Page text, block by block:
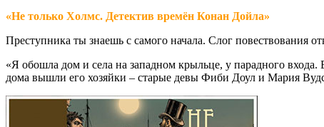
«Не только Холмс. Детектив времён Конан Дойла»
Преступника ты знаешь с самого начала. Слог повествования
«Я обошла дом и села на западном крыльце, у парадного
дома вышли его хозяйки – старые девы Фиби Доул и Мария